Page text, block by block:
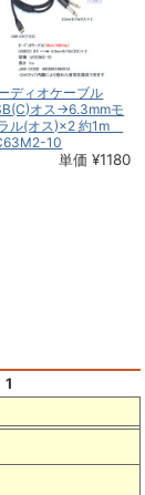
ディオケーブル
オス→6.3mmモ
ル(オス)×2 約1m
10
単価 ¥1180
1